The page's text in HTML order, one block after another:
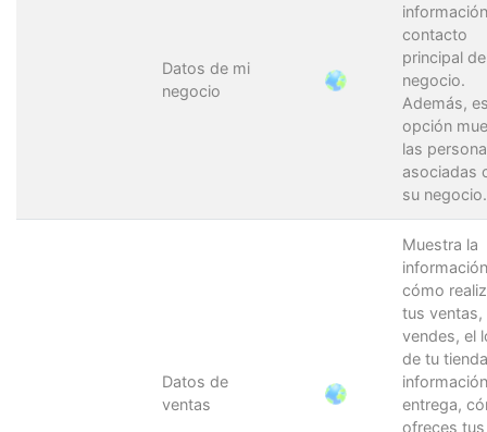
Datos de mi
negocio
contacto
principal
negocio.
Además,
opción
las
asociadas
su negocio.
Datos de
ventas
Muestra la
cómo
tus ventas,
vendes, el
de tu
entrega,
ofreces tus